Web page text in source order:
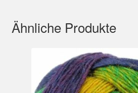
Ähnliche Produkte